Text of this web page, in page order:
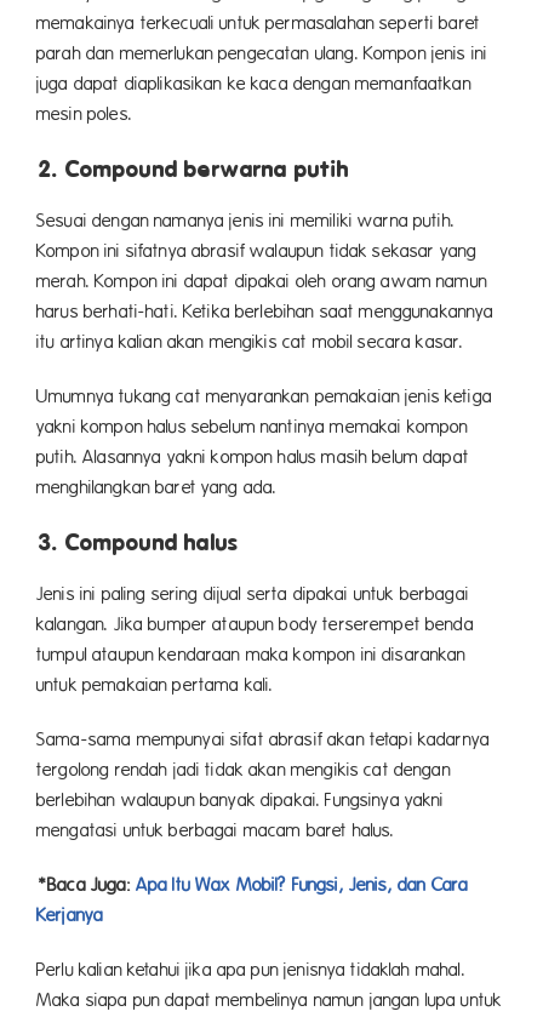
memakainya terkecuali untuk permasalahan seperti baret
parah dan memerlukan pengecatan ulang. Kompon jenis ini
juga dapat diaplikasikan ke kaca dengan memanfaatkan
mesin poles.
2. Compound berwarna putih
Sesuai dengan namanya jenis ini memiliki warna putih.
Kompon ini sifatnya abrasif walaupun tidak sekasar yang
merah. Kompon ini dapat dipakai oleh orang awam namun
harus berhati-hati. Ketika berlebihan saat menggunakannya
itu artinya kalian akan mengikis cat mobil secara kasar.
Umumnya tukang cat menyarankan pemakaian jenis ketiga
yakni kompon halus sebelum nantinya memakai kompon
putih. Alasannya yakni kompon halus masih belum dapat
menghilangkan baret yang ada.
3. Compound halus
Jenis ini paling sering dijual serta dipakai untuk berbagai
kalangan. Jika bumper ataupun body terserempet benda
tumpul ataupun kendaraan maka kompon ini disarankan
untuk pemakaian pertama kali.
Sama-sama mempunyai sifat abrasif akan tetapi kadarnya
tergolong rendah jadi tidak akan mengikis cat dengan
berlebihan walaupun banyak dipakai. Fungsinya yakni
mengatasi untuk berbagai macam baret halus.
*Baca Juga: Apa Itu Wax Mobil? Fungsi, Jenis, dan Cara
Kerjanya
Perlu kalian ketahui jika apa pun jenisnya tidaklah mahal.
Maka siapa pun dapat membelinya namun jangan lupa untuk